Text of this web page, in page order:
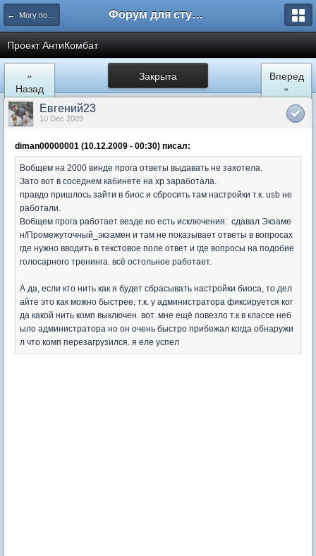
← Могу помочь Форум для студента СГА
Проект АнтиКомбат
Закрыта
«
Назад
Вперед
»
Евгений23
10 Dec 2009
diman00000001 (10.12.2009 - 00:30) писал:
Вобщем на 2000 винде прога ответы выдавать не захотела.
Зато вот в соседнем кабинете на xp заработала.
правдо пришлось зайти в биос и сбросить там настройки т.к. usb не
работали.
Вобщем прога работает везде но есть исключения: сдавал Экзаме
н/Промежуточный_экзамен и там не показывает ответы в вопросах
где нужно вводить в текстовое поле ответ и где вопросы на подобие
голосарного тренинга. всё остольное работает.
А да, если кто нить как я будет сбрасывать настройки биоса, то дел
айте это как можно быстрее, т.к. у администратора фиксируется ког
да какой нить комп выключен. вот. мне ещё повезло т.к в классе неб
ыло администратора но он очень быстро прибежал когда обнаружи
л что комп перезагрузился. я еле успел